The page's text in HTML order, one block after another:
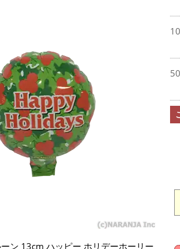
ン 13cm ハッピー ホリデーホーリー